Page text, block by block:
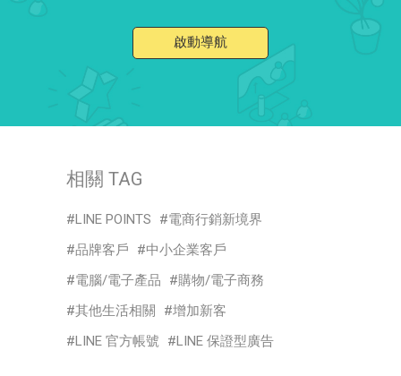
啟動導航
相關 TAG
LINE POINTS
電商行銷新境界
品牌客戶
中小企業客戶
電腦/電子產品
購物/電子商務
其他生活相關
增加新客
LINE 官方帳號
LINE 保證型廣告